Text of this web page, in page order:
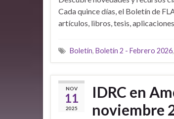
Cada quince días, el Boletín de
artículos, libros, tesis,
Boletín, Boletín 2 - Febrero 2026,
NOV
11
2025
IDRC en
noviembre